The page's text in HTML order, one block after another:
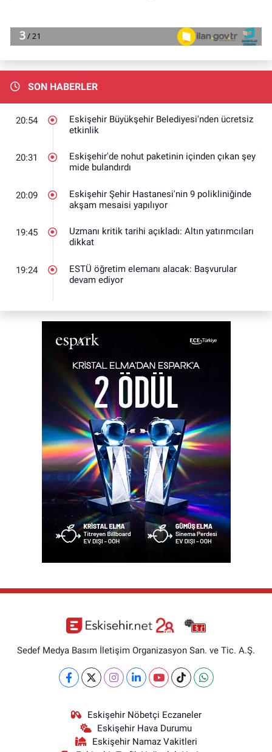
SON HABERLER
20:54
Eskişehir Büyükşehir Belediyesi'nden ücretsiz
etkinlik
20:31
Eskişehir'de nohut paketinin içinden çıkan şey
mide bulandırdı
20:09
Eskişehir Şehir Hastanesi'nin 9 polikliniğinde
akşam mesaisi yapılıyor
19:45
Uzmanı kritik tarihi açıkladı: Altın yatırımcıları
dikkat
19:24
ESTÜ öğretim elemanı alacak: Başvurular
devam ediyor
Sedef Medya Basım İletişim Organizasyon San. ve Tic. A.Ş.
Eskişehir Nöbetçi Eczaneler
Eskişehir Hava Durumu
Eskişehir Namaz Vakitleri